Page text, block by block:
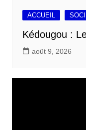
ACCUEIL
Kédougou :
août 9, 2026